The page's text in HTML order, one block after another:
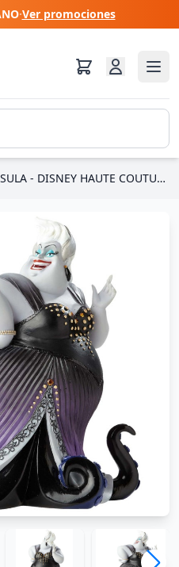
·Ver promociones
URSULA - DISNEY HAUTE COUTURE